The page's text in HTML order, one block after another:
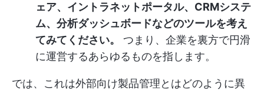
ェア、イントラネットポータル、CRMシステ
ム、分析ダッシュボードなどのツールを考え
てみてください。
つまり、企業を裏方で円滑
に運営するあらゆるものを指します。
では、これは外部向け製品管理とはどのように異